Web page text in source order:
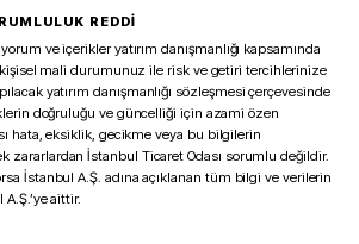
REDDİ
ve içerikler yatırım danışmanlığı kapsamında
kişisel mali durumunuz ile risk ve getiri tercihlerinize
yatırım danışmanlığı sözleşmesi çerçevesinde
doğruluğu ve güncelliği için azami özen
hata, eksiklik, gecikme veya bu bilgilerin
zararlardan İstanbul Ticaret Odası sorumlu değildir.
İstanbul A.Ş. adına açıklanan tüm bilgi ve verilerin
aittir.